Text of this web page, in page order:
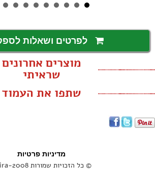
לפרטים ושאלות
מוצרים אחרונים
שראיתי
שתפו את העמוד
מדיניות פרטיות
© כל הזכויות שמורות Adira-2008